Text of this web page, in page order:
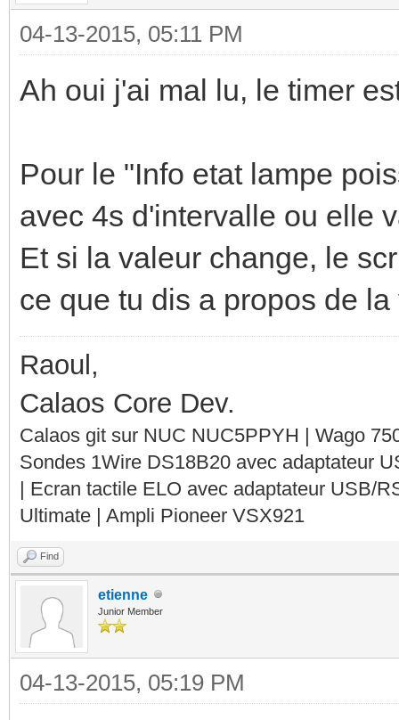
04-13-2015, 05:11 PM
Ah oui j'ai mal lu, le timer
Pour le "Info etat lampe
avec 4s d'intervalle ou elle
Et si la valeur change, le
ce que tu dis a propos de
Raoul,
Calaos Core Dev.
Calaos git sur NUC NUC5PPYH | Wago
Sondes 1Wire DS18B20 avec adaptateur
| Ecran tactile ELO avec adaptateur USB/
Ultimate | Ampli Pioneer VSX921
Find
etienne
Junior Member
04-13-2015, 05:19 PM